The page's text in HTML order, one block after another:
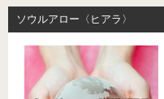
ソウルアロー〈ヒアラ〉